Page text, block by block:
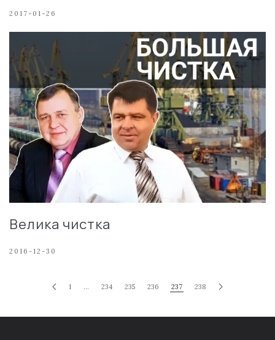
2017-01-26
Велика чистка
2016-12-30
1 … 234 235 236 237 238